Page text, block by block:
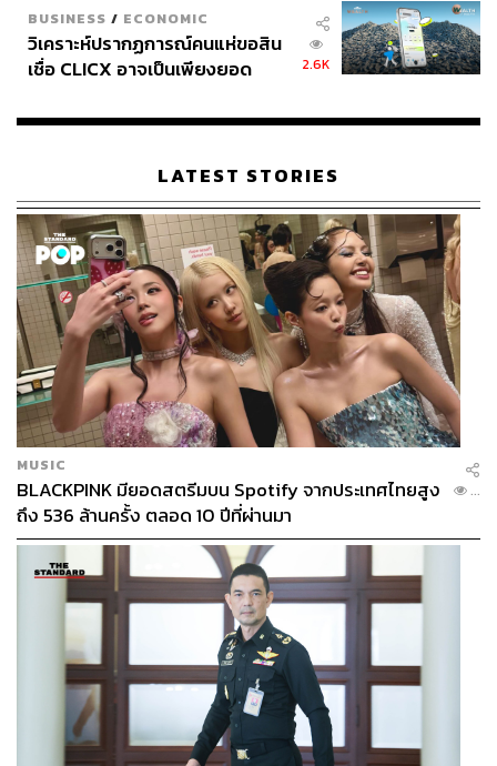
Power ถูกเลือกใช้เป็นเพลงประกอบการแสดงใน The
Dubai Fountain
นับเป็นอีกหนึ่งปรากฏการณ์ครั้งยิ่งใหญ่ของวงการเพลง
เกาหลีใต้ เมื่อเพลงPowerของ EXO ซึ่งถูกปล่อยออกมาในปี
2017 ได้กลายเป็นเพลง K-Pop เพลงแรกที่ได้รับเลือกให้ใช้
ประกอบการแสดงที่The Dubai Fountain เมืองดูไบ สหรัฐ
อาหรับเอมิเรตส์ นอกจากนั้น EXO ยังได้รับเชิญให้ไปร่วมงาน
และรับชมการแสดงในครั้งนั้นด้วยเช่นกัน
BUSINESS / ECONOMIC
วิเคราะห์ปรากฏการณ์คนแห่ขอสิน
เชื่อ CLICX อาจเป็นเพียงยอด
เรือนไทยที่ถูกซุกไว้
2.6K
LATEST STORIES
MUSIC
BLACKPINK มียอดสตรีมบน Spotify จากประเทศไทยสูง
ถึง 536 ล้านครั้ง ตลอด 10 ปีที่ผ่านมา
...